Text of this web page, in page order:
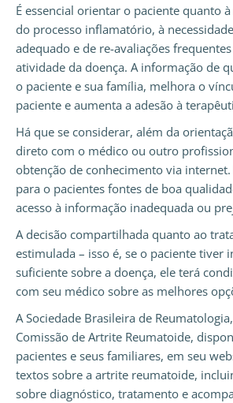
É essencial orientar o paciente quanto
do processo inflamatório, à
adequado e de re-avaliações
atividade da doença. A informação de
o paciente e sua família, melhora o
paciente e aumenta a adesão à
Há que se considerar, além da
direto com o médico ou outro
obtenção de conhecimento via
para o pacientes fontes de boa
acesso à informação inadequada ou
A decisão compartilhada quanto ao
estimulada – isso é, se o paciente tiver
suficiente sobre a doença, ele terá
com seu médico sobre as melhores
A Sociedade Brasileira de
Comissão de Artrite Reumatoide,
pacientes e seus familiares, em seu
textos sobre a artrite reumatoide,
sobre diagnóstico, tratamento e